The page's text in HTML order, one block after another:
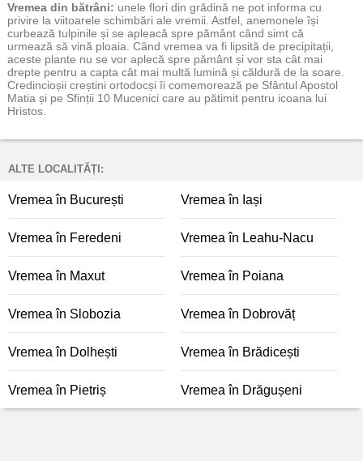
Vremea din bătrâni: unele flori din grădină ne pot informa cu
privire la viitoarele schimbări ale vremii. Astfel, anemonele își
curbează tulpinile și se apleacă spre pământ când simt că
urmează să vină ploaia. Când vremea va fi lipsită de precipitații,
aceste plante nu se vor aplecă spre pământ și vor sta cât mai
drepte pentru a capta cât mai multă lumină și căldură de la soare.
Credincioșii creștini ortodocși îi comemorează pe Sfântul Apostol
Matia și pe Sfinții 10 Mucenici care au pătimit pentru icoana lui
Hristos.
ALTE LOCALITĂȚI:
Vremea în București Vremea în Iași
Vremea în Feredeni Vremea în Leahu-Nacu
Vremea în Maxut Vremea în Poiana
Vremea în Slobozia Vremea în Dobrovăț
Vremea în Dolhești Vremea în Brădicești
Vremea în Pietriș Vremea în Drăgușeni